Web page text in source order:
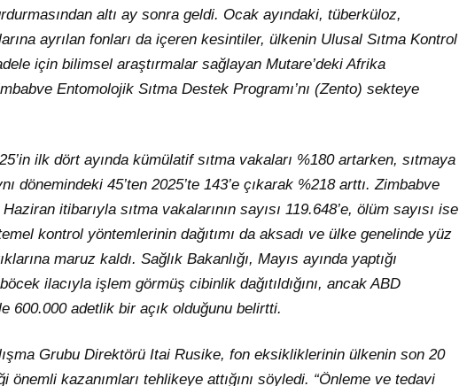
altı ay sonra geldi. Ocak ayındaki, tüberküloz,
ayrılan fonları da içeren kesintiler, ülkenin Ulusal Sıtma Kontrol
için bilimsel araştırmalar sağlayan Mutare’deki Afrika
Entomolojik Sıtma Destek Programı’nı (Zento) sekteye
ilk dört ayında kümülatif sıtma vakaları %180 artarken, sıtmaya
dönemindeki 45’ten 2025’te 143’e çıkarak %218 arttı. Zimbabve
itibarıyla sıtma vakalarının sayısı 119.648’e, ölüm sayısı ise
kontrol yöntemlerinin dağıtımı da aksadı ve ülke genelinde yüz
maruz kaldı. Sağlık Bakanlığı, Mayıs ayında yaptığı
ilacıyla işlem görmüş cibinlik dağıtıldığını, ancak ABD
600.000 adetlik bir açık olduğunu belirtti.
Grubu Direktörü Itai Rusike, fon eksikliklerinin ülkenin son 20
önemli kazanımları tehlikeye attığını söyledi. “Önleme ve tedavi